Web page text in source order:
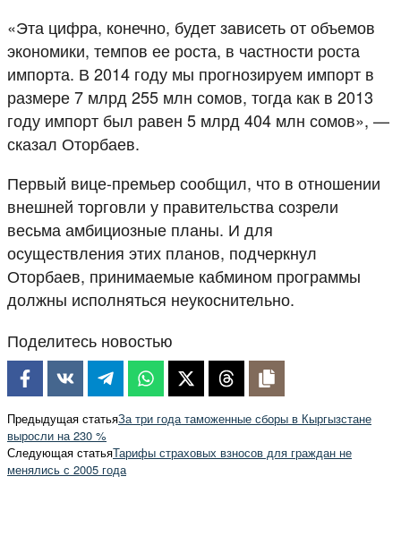
«Эта цифра, конечно, будет зависеть от объемов
экономики, темпов ее роста, в частности роста
импорта. В 2014 году мы прогнозируем импорт в
размере 7 млрд 255 млн сомов, тогда как в 2013
году импорт был равен 5 млрд 404 млн сомов», —
сказал Оторбаев.
Первый вице-премьер сообщил, что в отношении
внешней торговли у правительства созрели
весьма амбициозные планы. И для
осуществления этих планов, подчеркнул
Оторбаев, принимаемые кабмином программы
должны исполняться неукоснительно.
Поделитесь новостью
Предыдущая статьяЗа три года таможенные сборы в Кыргызстане
выросли на 230 %
Следующая статьяТарифы страховых взносов для граждан не
менялись с 2005 года